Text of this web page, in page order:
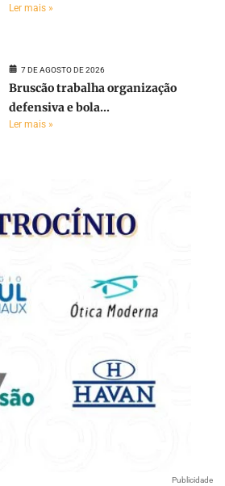
Ler mais »
7 DE AGOSTO DE 2026
Bruscão trabalha organização
defensiva e bola...
Ler mais »
Publicidade